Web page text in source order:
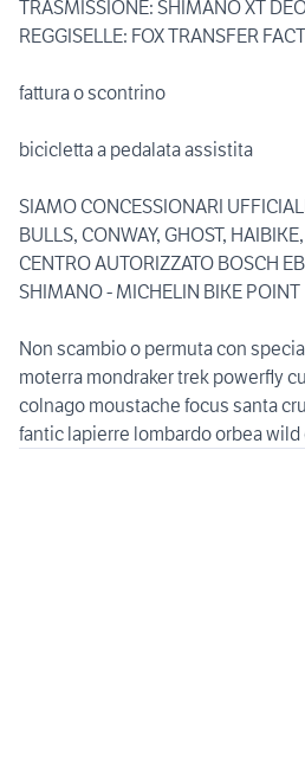
TRASMISSIONE: SHIMANO XT
REGGISELLE: FOX TRANSFER
fattura o scontrino
bicicletta a pedalata assistita
SIAMO CONCESSIONARI
BULLS, CONWAY, GHOST,
CENTRO AUTORIZZATO BOSCH
SHIMANO - MICHELIN BIKE POINT
Non scambio o permuta con
moterra mondraker trek powerfly
colnago moustache focus santa
fantic lapierre lombardo orbea wild